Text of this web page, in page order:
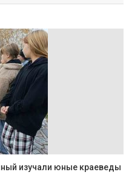
изучали юные краеведы